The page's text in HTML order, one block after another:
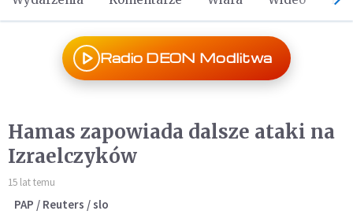
Radio DEON Modlitwa
Hamas zapowiada dalsze ataki na
Izraelczyków
15 lat temu
PAP / Reuters / slo